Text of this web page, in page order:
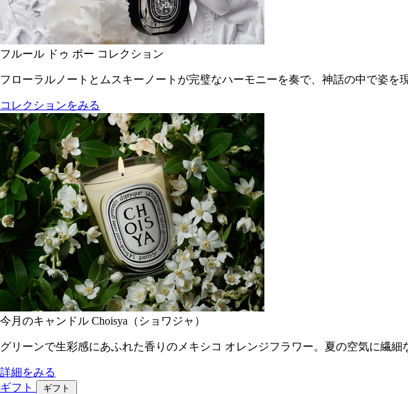
フルール ドゥ ポー コレクション
フローラルノートとムスキーノートが完璧なハーモニーを奏で、神話の中で姿を
コレクションをみる
今月のキャンドル Choisya（ショワジャ）
グリーンで生彩感にあふれた香りのメキシコ オレンジフラワー。夏の空気に繊細
詳細をみる
ギフト
ギフト